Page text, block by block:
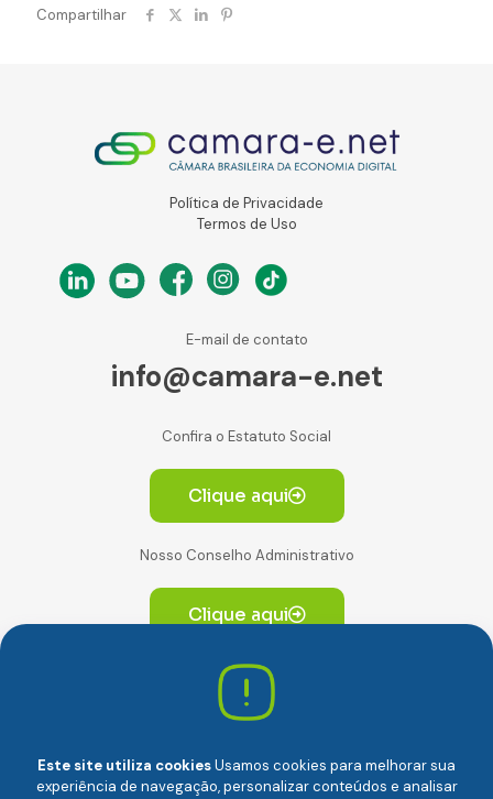
Compartilhar
Política de Privacidade
Termos de Uso
E-mail de contato
info@camara-e.net
Confira o Estatuto Social
Clique aqui
Nosso Conselho Administrativo
Clique aqui
Av. Paulista, 2064. Conjunto 14, (Edifício Paulista) -
CEP 01310-928 Consolação – São Paulo/SP
Este site utiliza cookiesUsamos cookies para melhorar sua
experiência de navegação, personalizar conteúdos e analisar